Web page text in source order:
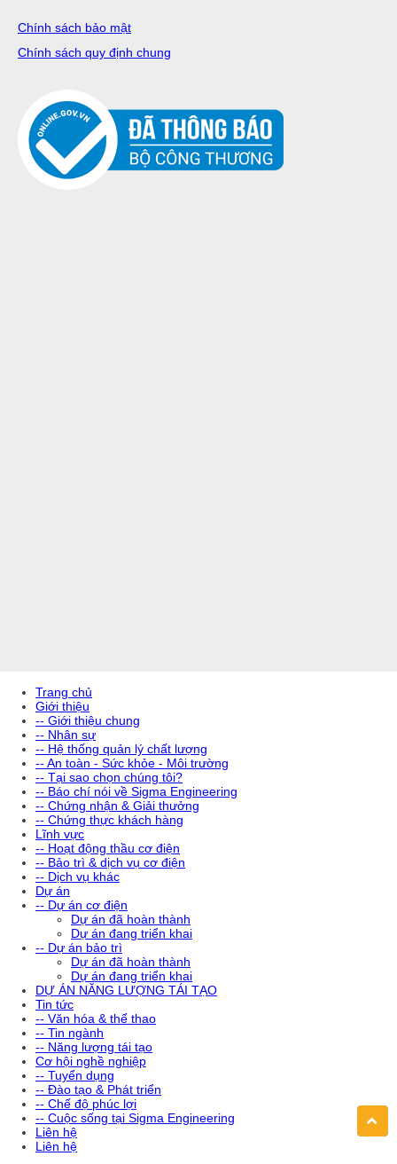
Chính sách bảo mật
Chính sách quy định chung
Trang chủ
Giới thiệu
-- Giới thiệu chung
-- Nhân sự
-- Hệ thống quản lý chất lượng
-- An toàn - Sức khỏe - Môi trường
-- Tại sao chọn chúng tôi?
-- Báo chí nói về Sigma Engineering
-- Chứng nhận & Giải thưởng
-- Chứng thực khách hàng
Lĩnh vực
-- Hoạt động thầu cơ điện
-- Bảo trì & dịch vụ cơ điện
-- Dịch vụ khác
Dự án
-- Dự án cơ điện
Dự án đã hoàn thành
Dự án đang triển khai
-- Dự án bảo trì
Dự án đã hoàn thành
Dự án đang triển khai
DỰ ÁN NĂNG LƯỢNG TÁI TẠO
Tin tức
-- Văn hóa & thể thao
-- Tin ngành
-- Năng lượng tái tạo
Cơ hội nghề nghiệp
-- Tuyển dụng
-- Đào tạo & Phát triển
-- Chế độ phúc lợi
-- Cuộc sống tại Sigma Engineering
Liên hệ
Liên hệ